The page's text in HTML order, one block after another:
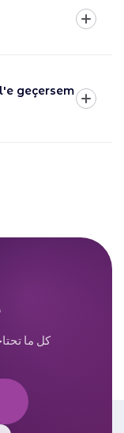
geçersem
كل ما